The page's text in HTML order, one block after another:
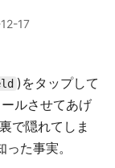
17
)をタップして
ルさせてあげ
で隠れてしま
た事実。